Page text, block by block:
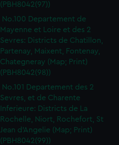
(PBH8042(97))
No.100 Departement de
Mayenne et Loire et des 2
Sevres: Districts de Chatillon,
Partenay, Maixent, Fontenay,
Chategneray (Map; Print)
(PBH8042(98))
No.101 Departement des 2
Sevres, et de Charente
Inferieure: Districts de La
Rochelle, Niort, Rochefort, St
Jean d'Angelie (Map; Print)
(PBH8042(99))